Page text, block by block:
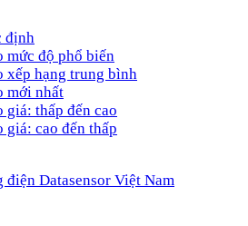
định
mức độ phổ biến
xếp hạng trung bình
mới nhất
giá: thấp đến cao
giá: cao đến thấp